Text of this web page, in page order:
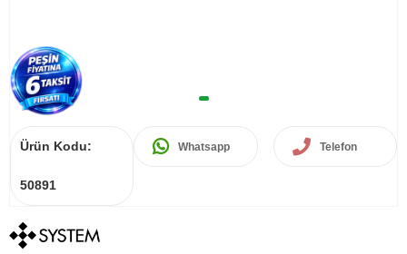
Ürün Kodu:
50891
Whatsapp Telefon